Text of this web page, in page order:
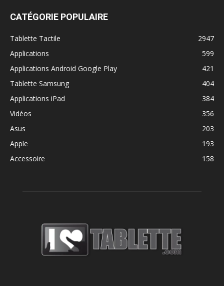
CATÉGORIE POPULAIRE
Tablette Tactile
2947
Applications
599
Applications Android Google Play
421
Tablette Samsung
404
Applications iPad
384
Vidéos
356
Asus
203
Apple
193
Accessoire
158